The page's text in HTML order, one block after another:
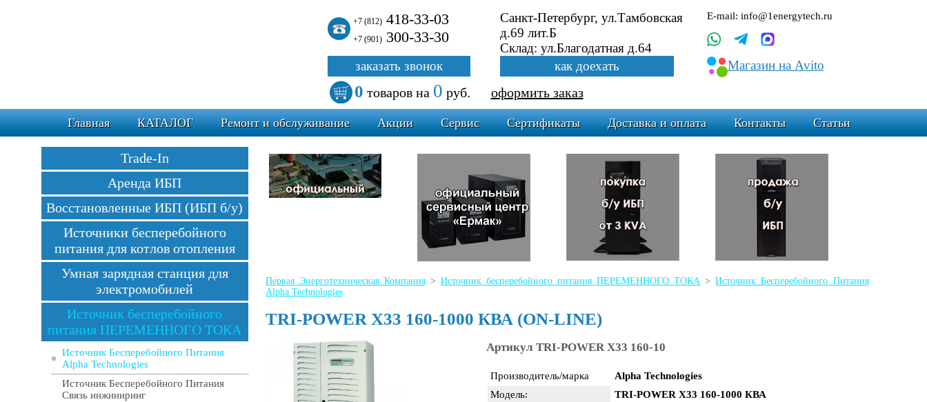
+7 (812)418-33-03
+7 (901)300-33-30
Санкт-Петербург, ул.Тамбовская
д.69 лит.Б
Склад: ул.Благодатная д.64
E-mail: info@1energytech.ru
Магазин на Avito
заказать звонок как доехать
0 товаровна 0 руб. оформить заказ
Главная КАТАЛОГ Ремонт и обслуживание Акции Сервис Сертификаты Доставка и оплата Контакты Статьи
Первая Энерготехническая Компания> Источник бесперебойного питания ПЕРЕМЕННОГО ТОКА >Источник Бесперебойного Питания
Alpha Technologies
TRI-POWER X33 160-1000 КВА (ON-LINE)
Артикул TRI-POWER X33 160-10
Производитель/марка
Alpha Technologies
Модель:
TRI-POWER X33 160-1000 КВА
Trade-In
Аренда ИБП
Восстановленные ИБП (ИБП б/у)
Источники бесперебойного
питания для котлов отопления
Умная зарядная станция для
электромобилей
Источник бесперебойного
питания ПЕРЕМЕННОГО ТОКА
Источник Бесперебойного Питания
Alpha Technologies
Источник Бесперебойного Питания
Связь инжиниринг